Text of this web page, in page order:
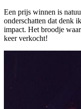
Een prijs winnen is
onderschatten dat denk
impact. Het broodje
keer verkocht!